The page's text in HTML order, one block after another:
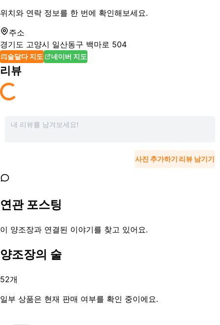
위치와 연락 정보를 한 번에 확인해보세요.
주소
경기도 고양시 일산동구 백마로 504
술달다 지도 네이버 지도
리뷰
사진 추가하기 리뷰 남기기
연관 포스팅
이 양조장과 연결된 이야기를 찾고 있어요.
양조장의 술
52개
일부 상품은 현재 판매 여부를 확인 중이에요.